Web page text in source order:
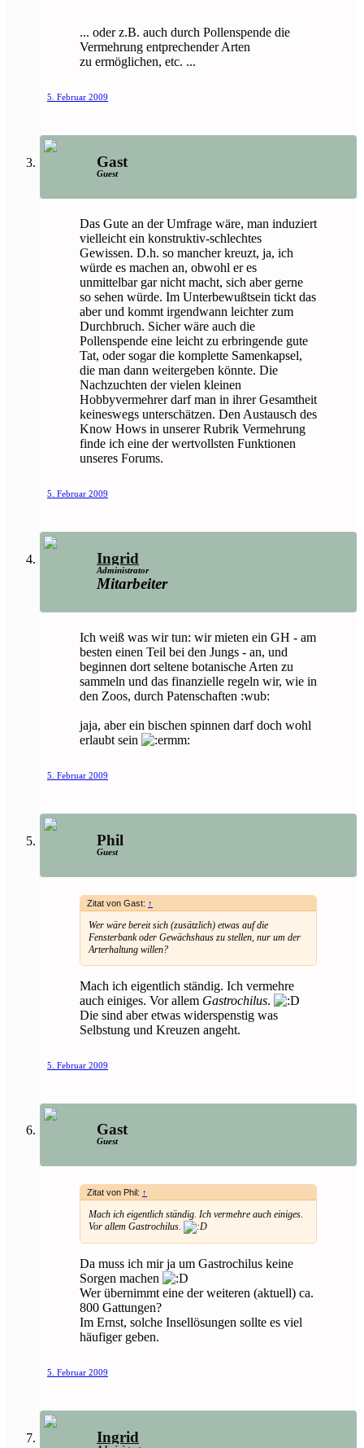
... oder z.B. auch durch Pollenspende die
Vermehrung entprechender Arten
zu ermöglichen, etc. ...
5. Februar 2009
Gast
Guest
Das Gute an der Umfrage wäre, man induziert
vielleicht ein konstruktiv-schlechtes
Gewissen. D.h. so mancher kreuzt, ja, ich
würde es machen an, obwohl er es
unmittelbar gar nicht macht, sich aber gerne
so sehen würde. Im Unterbewußtsein tickt das
aber und kommt irgendwann leichter zum
Durchbruch. Sicher wäre auch die
Pollenspende eine leicht zu erbringende gute
Tat, oder sogar die komplette Samenkapsel,
die man dann weitergeben könnte. Die
Nachzuchten der vielen kleinen
Hobbyvermehrer darf man in ihrer Gesamtheit
keineswegs unterschätzen. Den Austausch des
Know Hows in unserer Rubrik Vermehrung
finde ich eine der wertvollsten Funktionen
unseres Forums.
5. Februar 2009
Ingrid
Administrator
Mitarbeiter
Ich weiß was wir tun: wir mieten ein GH - am
besten einen Teil bei den Jungs - an, und
beginnen dort seltene botanische Arten zu
sammeln und das finanzielle regeln wir, wie in
den Zoos, durch Patenschaften :wub:
jaja, aber ein bischen spinnen darf doch wohl
erlaubt sein
5. Februar 2009
Phil
Guest
Zitat von Gast: ↑
Wer wäre bereit sich (zusätzlich) etwas auf die
Fensterbank oder Gewächshaus zu stellen, nur um der
Arterhaltung willen?
Mach ich eigentlich ständig. Ich vermehre
auch einiges. Vor allem Gastrochilus.
Die sind aber etwas widerspenstig was
Selbstung und Kreuzen angeht.
5. Februar 2009
Gast
Guest
Zitat von Phil: ↑
Mach ich eigentlich ständig. Ich vermehre auch einiges.
Vor allem Gastrochilus.
Da muss ich mir ja um Gastrochilus keine
Sorgen machen
Wer übernimmt eine der weiteren (aktuell) ca.
800 Gattungen?
Im Ernst, solche Insellösungen sollte es viel
häufiger geben.
5. Februar 2009
Ingrid